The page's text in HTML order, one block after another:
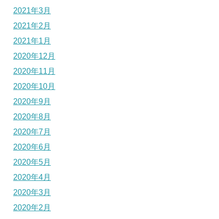
2021年3月
2021年2月
2021年1月
2020年12月
2020年11月
2020年10月
2020年9月
2020年8月
2020年7月
2020年6月
2020年5月
2020年4月
2020年3月
2020年2月